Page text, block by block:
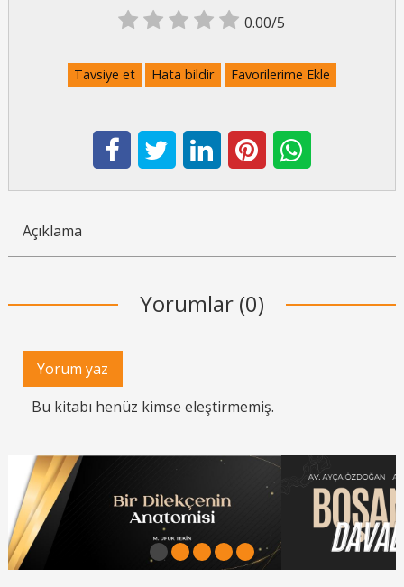
0.00/5
Tavsiye et Hata bildir Favorilerime Ekle
Açıklama
Yorumlar (0)
Yorum yaz
Bu kitabı henüz kimse eleştirmemiş.
1 2 3 4 5